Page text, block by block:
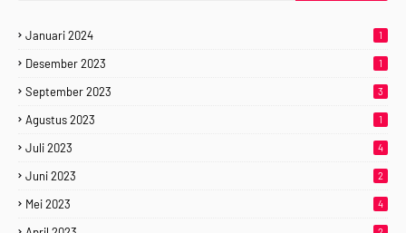
Januari 2024 1
Desember 2023 1
September 2023 3
Agustus 2023 1
Juli 2023 4
Juni 2023 2
Mei 2023 4